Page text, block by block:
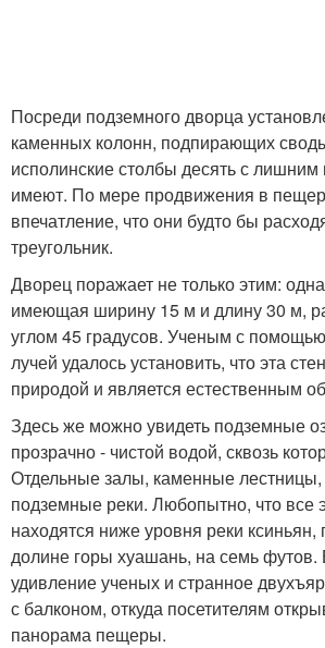
Посреди подземного дворца
каменных колонн, подпирающих
исполинские столбы десять с
имеют. По мере продвижения в
впечатление, что они будто бы
треугольник.
Дворец поражает не только этим: одна
имеющая ширину 15 м и длину 30 м,
углом 45 градусов. Ученым с
лучей удалось установить, что эта
природой и является естественным
Здесь же можно увидеть подземные
прозрачно - чистой водой, сквозь
Отдельные залы, каменные лестницы,
подземные реки. Любопытно, что все
находятся ниже уровня реки
долине горы хуашань, на семь
удивление ученых и странное
с балконом, откуда посетителям
панорама пещеры.